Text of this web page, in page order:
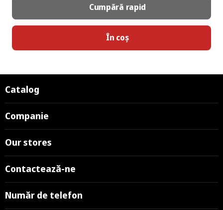
Cumpără rapid
În coș
Catalog
Companie
Our stores
Contactează-ne
Număr de telefon